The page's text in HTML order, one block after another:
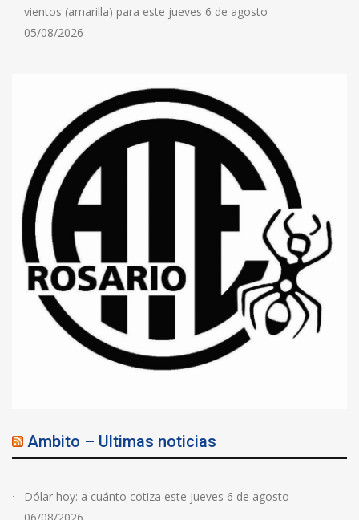
vientos (amarilla) para este jueves 6 de agosto
05/08/2026
Ambito – Ultimas noticias
Dólar hoy: a cuánto cotiza este jueves 6 de agosto